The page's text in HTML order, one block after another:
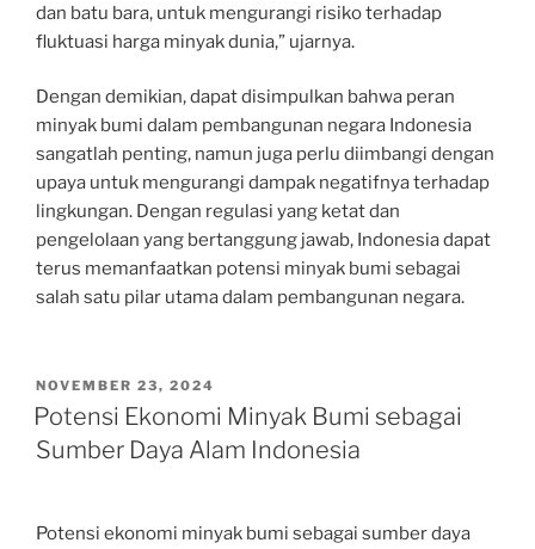
dan batu bara, untuk mengurangi risiko terhadap
fluktuasi harga minyak dunia,” ujarnya.
Dengan demikian, dapat disimpulkan bahwa peran
minyak bumi dalam pembangunan negara Indonesia
sangatlah penting, namun juga perlu diimbangi dengan
upaya untuk mengurangi dampak negatifnya terhadap
lingkungan. Dengan regulasi yang ketat dan
pengelolaan yang bertanggung jawab, Indonesia dapat
terus memanfaatkan potensi minyak bumi sebagai
salah satu pilar utama dalam pembangunan negara.
POSTED
ON
NOVEMBER 23, 2024
Potensi Ekonomi Minyak Bumi sebagai
Sumber Daya Alam Indonesia
Potensi ekonomi minyak bumi sebagai sumber daya